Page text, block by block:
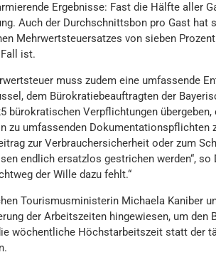
Ergebnisse: Fast die Hälfte aller
Auch der Durchschnittsbon pro Gast hat
Mehrwertsteuersatzes von sieben
ist.
muss zudem eine umfassende
dem Bürokratiebeauftragten der
bürokratischen Verpflichtungen
zu umfassenden Dokumentationspflichten
zur Verbrauchersicherheit oder zum
endlich ersatzlos gestrichen werden“,
der Wille dazu fehlt.“
Tourismusministerin Michaela Kaniber
der Arbeitszeiten hingewiesen, um den
wöchentliche Höchstarbeitszeit statt der